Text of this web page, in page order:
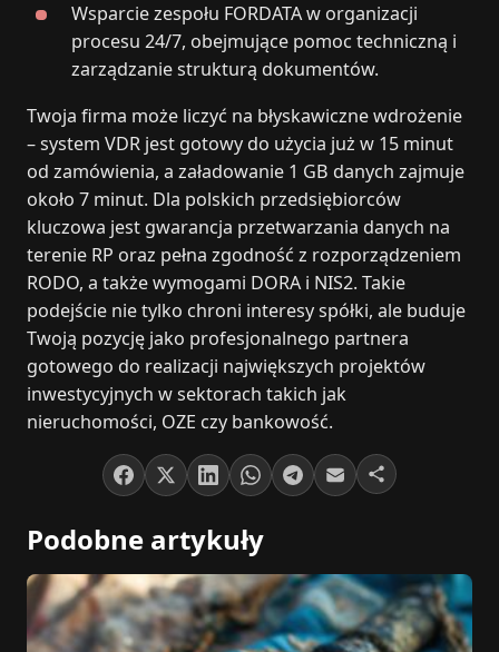
Wsparcie zespołu FORDATA w organizacji
procesu 24/7, obejmujące pomoc techniczną i
zarządzanie strukturą dokumentów.
Twoja firma może liczyć na błyskawiczne wdrożenie
– system VDR jest gotowy do użycia już w 15 minut
od zamówienia, a załadowanie 1 GB danych zajmuje
około 7 minut. Dla polskich przedsiębiorców
kluczowa jest gwarancja przetwarzania danych na
terenie RP oraz pełna zgodność z rozporządzeniem
RODO, a także wymogami DORA i NIS2. Takie
podejście nie tylko chroni interesy spółki, ale buduje
Twoją pozycję jako profesjonalnego partnera
gotowego do realizacji największych projektów
inwestycyjnych w sektorach takich jak
nieruchomości, OZE czy bankowość.
Podobne artykuły